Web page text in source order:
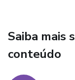
Saiba mais
conteúdo